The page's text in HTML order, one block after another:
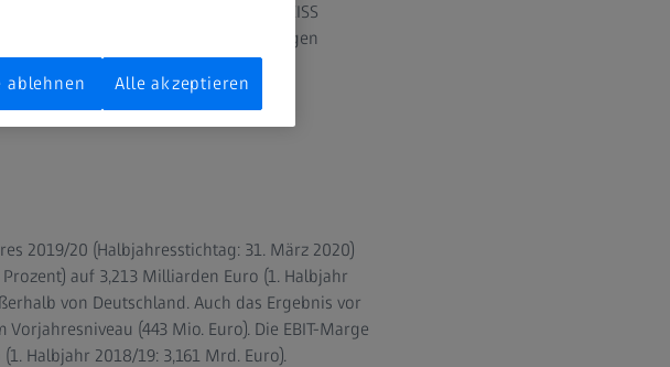
– davon sind auch Geschäfte von ZEISS
um die aktuellen Herausforderungen
2019/20 (Halbjahresstichtag: 31. März 2020)
auf 3,213 Milliarden Euro (1. Halbjahr
von Deutschland. Auch das Ergebnis vor
(443 Mio. Euro). Die EBIT-Marge
Halbjahr 2018/19: 3,161 Mrd. Euro).
ablehnen Alle akzeptieren